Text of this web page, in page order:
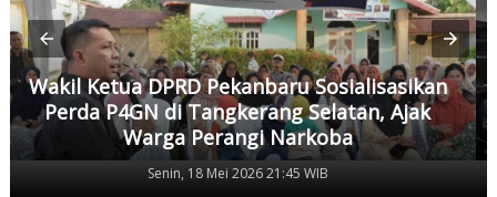
Wakil Ketua DPRD Pekanbaru Sosialisasikan
Perda P4GN di Tangkerang Selatan, Ajak
Warga Perangi Narkoba
Senin, 18 Mei 2026 21:45 WIB